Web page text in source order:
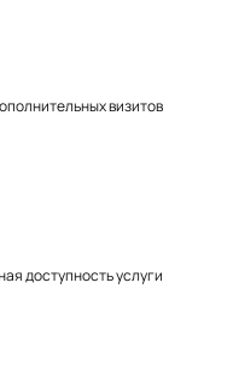
визитов
доступность услуги